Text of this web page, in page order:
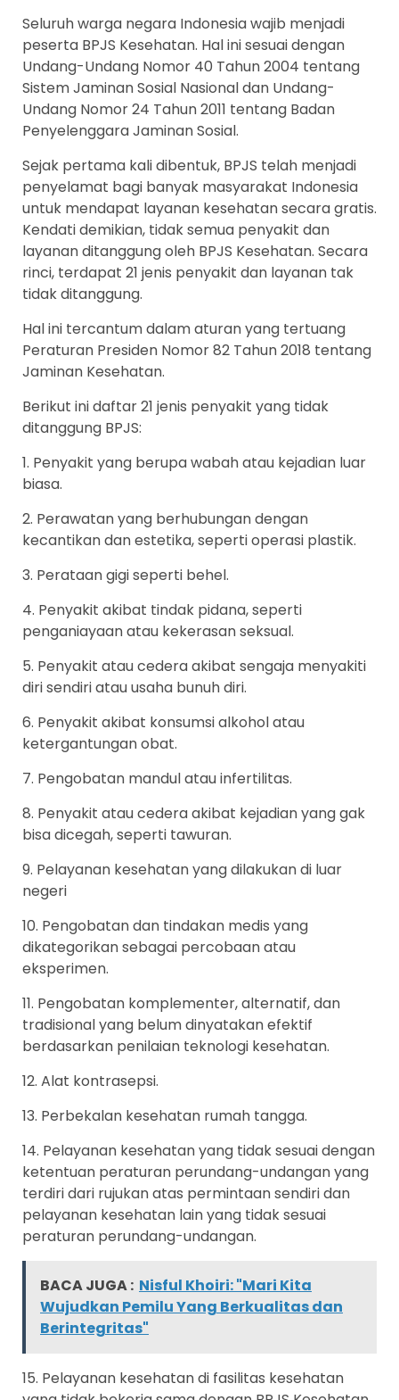
Seluruh warga negara Indonesia wajib menjadi
peserta BPJS Kesehatan. Hal ini sesuai dengan
Undang-Undang Nomor 40 Tahun 2004 tentang
Sistem Jaminan Sosial Nasional dan Undang-
Undang Nomor 24 Tahun 2011 tentang Badan
Penyelenggara Jaminan Sosial.
Sejak pertama kali dibentuk, BPJS telah menjadi
penyelamat bagi banyak masyarakat Indonesia
untuk mendapat layanan kesehatan secara gratis.
Kendati demikian, tidak semua penyakit dan
layanan ditanggung oleh BPJS Kesehatan. Secara
rinci, terdapat 21 jenis penyakit dan layanan tak
tidak ditanggung.
Hal ini tercantum dalam aturan yang tertuang
Peraturan Presiden Nomor 82 Tahun 2018 tentang
Jaminan Kesehatan.
Berikut ini daftar 21 jenis penyakit yang tidak
ditanggung BPJS:
1. Penyakit yang berupa wabah atau kejadian luar
biasa.
2. Perawatan yang berhubungan dengan
kecantikan dan estetika, seperti operasi plastik.
3. Perataan gigi seperti behel.
4. Penyakit akibat tindak pidana, seperti
penganiayaan atau kekerasan seksual.
5. Penyakit atau cedera akibat sengaja menyakiti
diri sendiri atau usaha bunuh diri.
6. Penyakit akibat konsumsi alkohol atau
ketergantungan obat.
7. Pengobatan mandul atau infertilitas.
8. Penyakit atau cedera akibat kejadian yang gak
bisa dicegah, seperti tawuran.
9. Pelayanan kesehatan yang dilakukan di luar
negeri
10. Pengobatan dan tindakan medis yang
dikategorikan sebagai percobaan atau
eksperimen.
11. Pengobatan komplementer, alternatif, dan
tradisional yang belum dinyatakan efektif
berdasarkan penilaian teknologi kesehatan.
12. Alat kontrasepsi.
13. Perbekalan kesehatan rumah tangga.
14. Pelayanan kesehatan yang tidak sesuai dengan
ketentuan peraturan perundang-undangan yang
terdiri dari rujukan atas permintaan sendiri dan
pelayanan kesehatan lain yang tidak sesuai
peraturan perundang-undangan.
BACA JUGA : Nisful Khoiri: "Mari Kita
Wujudkan Pemilu Yang Berkualitas dan
Berintegritas"
15. Pelayanan kesehatan di fasilitas kesehatan